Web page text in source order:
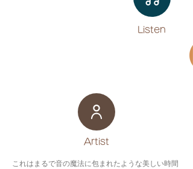
Listen​
​Artist
これはまるで音の魔法に包まれたような美しい時間